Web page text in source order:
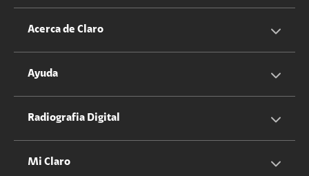
Servicios Móviles
Claro club
Acerca de Claro
Información Corporativa
Ayuda
Cotizador servicios móviles
Radiografia Digital
Mi Claro